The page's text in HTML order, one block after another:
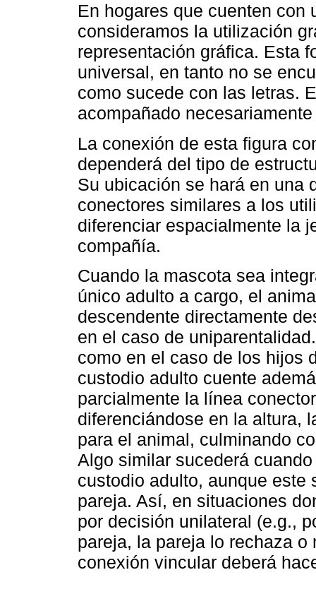
En hogares que cuenten con
consideramos la utilización
representación gráfica. Esta
universal, en tanto no se
como sucede con las letras.
acompañado
La conexión de esta figura
dependerá del tipo de
Su ubicación se hará en una
conectores similares a los
diferenciar espacialmente la
compañía.
Cuando la mascota sea
único adulto a cargo, el
descendente directamente
en el caso de
como en el caso de los hijos
custodio adulto cuente
parcialmente la línea
diferenciándose en la altura,
para el animal, culminando
Algo similar sucederá
custodio adulto, aunque este
pareja. Así, en situaciones
por decisión unilateral (e.g.,
pareja, la pareja lo rechaza
conexión vincular deberá